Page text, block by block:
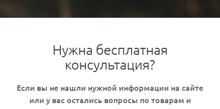
Нужна бесплатная
консультация?